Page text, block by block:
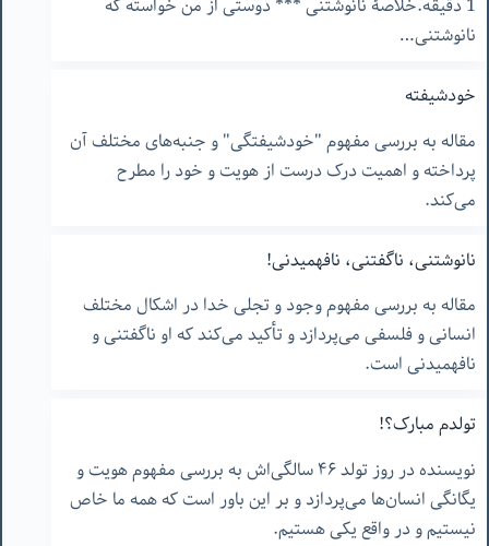
نانوشتنی…
خودشیفته
مقاله به بررسی مفهوم "خودشیفتگی" و جنبه‌های مختلف آن
پرداخته و اهمیت درک درست از هویت و خود را مطرح
می‌کند.
نانوشتنی، ناگفتنی، نافهمیدنی!
مقاله به بررسی مفهوم وجود و تجلی خدا در اشکال مختلف
انسانی و فلسفی می‌پردازد و تأکید می‌کند که او ناگفتنی و
نافهمیدنی است.
تولدم مبارک؟!
نویسنده در روز تولد ۴۶ سالگی‌اش به بررسی مفهوم هویت و
یگانگی انسان‌ها می‌پردازد و بر این باور است که همه ما خاص
نیستیم و در واقع یکی هستیم.